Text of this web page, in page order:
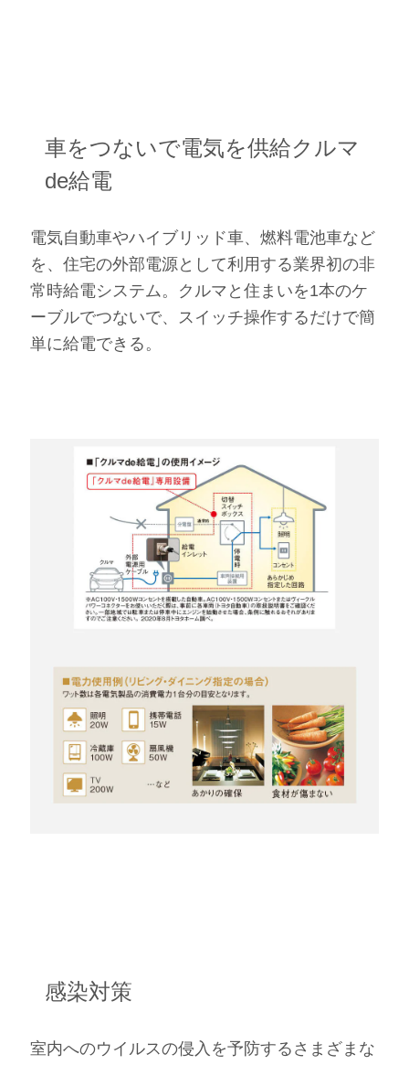
車をつないで電気を供給クルマ
de給電
電気自動車やハイブリッド車、燃料電池車など
を、住宅の外部電源として利用する業界初の非
常時給電システム。クルマと住まいを1本のケ
ーブルでつないで、スイッチ操作するだけで簡
単に給電できる。
感染対策
室内へのウイルスの侵入を予防するさまざまな